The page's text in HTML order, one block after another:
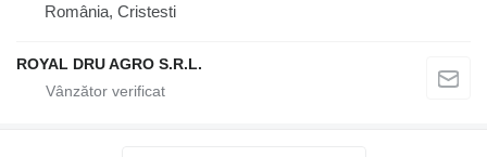
România, Cristesti
ROYAL DRU AGRO S.R.L.